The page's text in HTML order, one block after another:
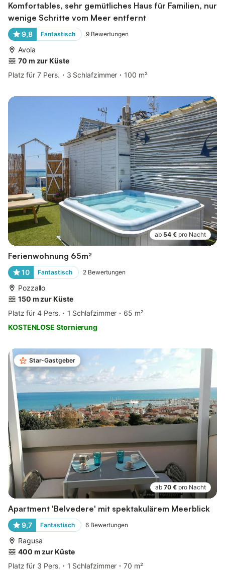
Komfortables, sehr gemütliches Haus für Familien, nur
wenige Schritte vom Meer entfernt
9,8 Fantastisch 9 Bewertungen
Avola
70 m zur Küste
Platz für 7 Pers.
3 Schlafzimmer 100 m²
ab 54 € pro Nacht
Ferienwohnung 65m²
10 Fantastisch 2 Bewertungen
Pozzallo
150 m zur Küste
Platz für 4 Pers.
1 Schlafzimmer
65 m²
KOSTENLOSE Stornierung
Star-Gastgeber
ab 70 € pro Nacht
Apartment 'Belvedere' mit spektakulärem Meerblick
9,7 Fantastisch 6 Bewertungen
Ragusa
400 m zur Küste
Platz für 3 Pers.
1 Schlafzimmer
70 m²